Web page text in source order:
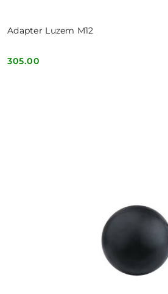
Adapter Luzem M12
Cena:
305.00